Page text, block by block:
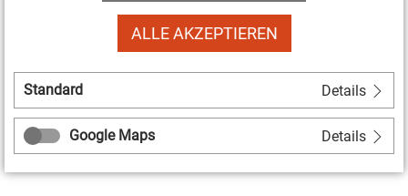
soziokulturellen Belange vertritt und darüber hinaus
die Förderanträge aus dem stadteigenen "Fonds
» Informationen zum Beirat Soziokultur Jena [extern]
Facebook
Twitter
ALLE AKZEPTIEREN
Standard Details
Google Maps Details